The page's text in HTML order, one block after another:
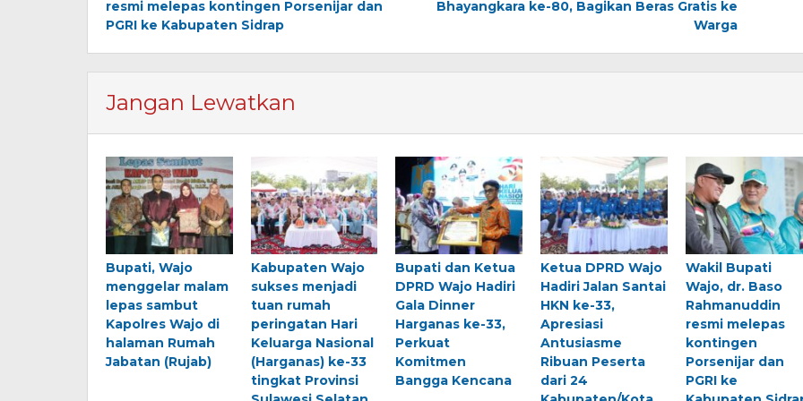
resmi melepas kontingen Porsenijar dan
PGRI ke Kabupaten Sidrap
Bhayangkara ke-80, Bagikan Beras Gratis ke
Warga
Jangan Lewatkan
Bupati, Wajo
menggelar malam
lepas sambut
Kapolres Wajo di
halaman Rumah
Jabatan (Rujab)
Kabupaten Wajo
sukses menjadi
tuan rumah
peringatan Hari
Keluarga Nasional
(Harganas) ke-33
tingkat Provinsi
Bupati dan Ketua
DPRD Wajo Hadiri
Gala Dinner
Harganas ke-33,
Perkuat
Komitmen
Bangga Kencana
Ketua DPRD Wajo
Hadiri Jalan Santai
HKN ke-33,
Apresiasi
Antusiasme
Ribuan Peserta
dari 24
Wakil Bupati
Wajo, dr. Baso
Rahmanuddin
resmi melepas
kontingen
Porsenijar dan
PGRI ke